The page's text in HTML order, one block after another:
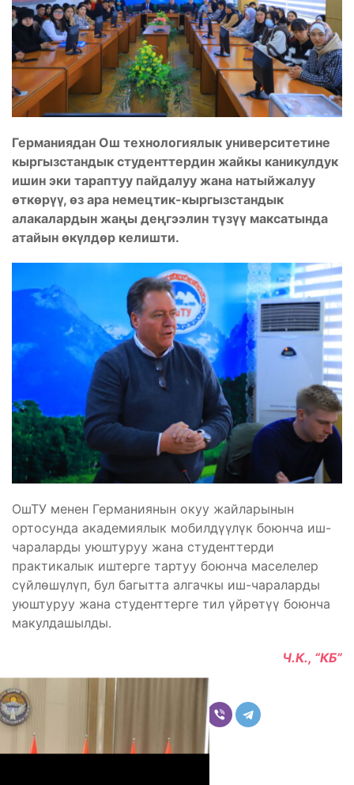
Германиядан Ош технологиялык университетине
кыргызстандык студенттердин жайкы каникулдук
ишин эки тараптуу пайдалуу жана натыйжалуу
өткөрүү, өз ара немецтик-кыргызстандык
алакалардын жаңы деңгээлин түзүү максатында
атайын өкүлдөр келишти.
ОшТУ менен Германиянын окуу жайларынын
ортосунда академиялык мобилдүүлүк боюнча иш-
чараларды уюштуруу жана студенттерди
практикалык иштерге тартуу боюнча маселелер
сүйлөшүлүп, бул багытта алгачкы иш-чараларды
уюштуруу жана студенттерге тил үйрөтүү боюнча
макулдашылды.
Ч.К., “КБ”
Комментарийлер